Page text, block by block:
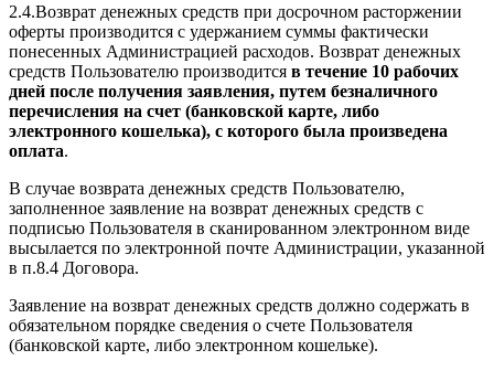
2.4.Возврат денежных средств при досрочном расторжении
оферты производится с удержанием суммы фактически
понесенных Администрацией расходов. Возврат денежных
средств Пользователю производится в течение 10 рабочих
дней после получения заявления, путем безналичного
перечисления на счет (банковской карте, либо
электронного кошелька), с которого была произведена
оплата.
В случае возврата денежных средств Пользователю,
заполненное заявление на возврат денежных средств с
подписью Пользователя в сканированном электронном виде
высылается по электронной почте Администрации, указанной
в п.8.4 Договора.
Заявление на возврат денежных средств должно содержать в
обязательном порядке сведения о счете Пользователя
(банковской карте, либо электронном кошельке).